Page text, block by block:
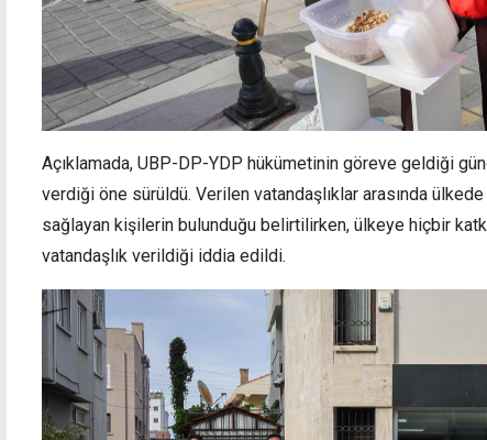
Açıklamada, UBP-DP-YDP hükümetinin göreve geldiği
verdiği öne sürüldü. Verilen vatandaşlıklar arasında
sağlayan kişilerin bulunduğu belirtilirken, ülkeye hiçbir
vatandaşlık verildiği iddia edildi.